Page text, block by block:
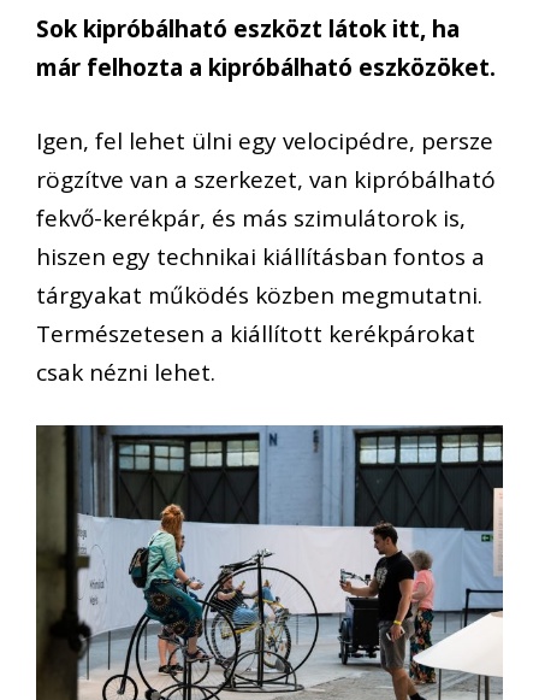
Sok kipróbálható eszközt látok itt, ha
már felhozta a kipróbálható eszközöket.
Igen, fel lehet ülni egy velocipédre, persze
rögzítve van a szerkezet, van kipróbálható
fekvő-kerékpár, és más szimulátorok is,
hiszen egy technikai kiállításban fontos a
tárgyakat működés közben megmutatni.
Természetesen a kiállított kerékpárokat
csak nézni lehet.